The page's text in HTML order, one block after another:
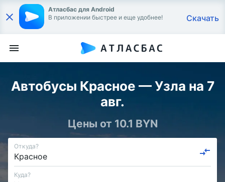
Атласбас для Android
В приложении быстрее и еще удобнее!
Скачать
Автобусы Красное — Узла на 7
авг.
Цены от 10.1 BYN
Откуда?
Куда?